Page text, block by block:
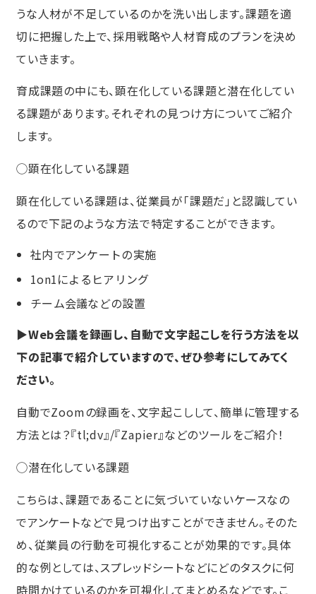
うな人材が不足しているのかを洗い出します。課題を適
切に把握した上で、採用戦略や人材育成のプランを決め
ていきます。
育成課題の中にも、顕在化している課題と潜在化してい
る課題があります。それぞれの見つけ方についてご紹介
します。
◯顕在化している課題
顕在化している課題は、従業員が「課題だ」と認識してい
るので下記のような方法で特定することができます。
社内でアンケートの実施
1on1によるヒアリング
チーム会議などの設置
▶Web会議を録画し、自動で文字起こしを行う方法を以
下の記事で紹介していますので、ぜひ参考にしてみてく
ださい。
自動でZoomの録画を、文字起こしして、簡単に管理する
方法とは？『tl;dv』/『Zapier』などのツールをご紹介！
◯潜在化している課題
こちらは、課題であることに気づいていないケースなの
でアンケートなどで見つけ出すことができません。そのた
め、従業員の行動を可視化することが効果的です。具体
的な例としては、スプレッドシートなどにどのタスクに何
時間かけているのかを可視化してまとめるなどです。こ